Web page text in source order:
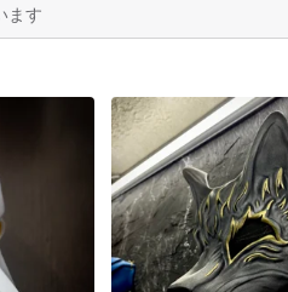
ます